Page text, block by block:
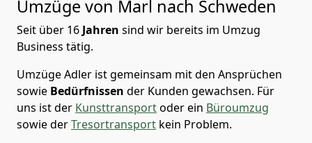
Umzüge von Marl nach Schweden
Seit über 16 Jahren sind wir bereits im Umzug
Business tätig.
Umzüge Adler ist gemeinsam mit den Ansprüchen
sowie Bedürfnissen der Kunden gewachsen. Für
uns ist der Kunsttransportoder ein Büroumzug
sowie derTresortransport kein Problem.